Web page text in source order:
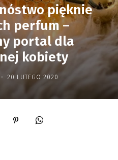
pięknie
perfum –
portal dla
kobiety
- 20 LUTEGO 2020